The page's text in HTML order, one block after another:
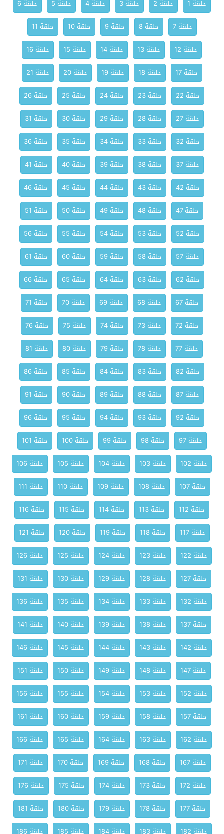
حلقة 1 حلقة 2 حلقة 3 حلقة 4 حلقة 5
حلقة 6
حلقة 7
حلقة 8 حلقة 9 حلقة 10
حلقة 11
حلقة 12
حلقة 13 حلقة 14 حلقة 15
حلقة 16
حلقة 17
حلقة 18 حلقة 19 حلقة 20
حلقة 21
حلقة 22
حلقة 23 حلقة 24 حلقة 25
حلقة 26
حلقة 27
حلقة 28 حلقة 29 حلقة 30
حلقة 31
حلقة 32
حلقة 33 حلقة 34 حلقة 35
حلقة 36
حلقة 37
حلقة 38 حلقة 39 حلقة 40
حلقة 41
حلقة 42
حلقة 43 حلقة 44 حلقة 45
حلقة 46
حلقة 47
حلقة 48 حلقة 49 حلقة 50
حلقة 51
حلقة 52
حلقة 53 حلقة 54 حلقة 55
حلقة 56
حلقة 57
حلقة 58 حلقة 59 حلقة 60
حلقة 61
حلقة 62
حلقة 63 حلقة 64 حلقة 65
حلقة 66
حلقة 67
حلقة 68 حلقة 69 حلقة 70
حلقة 71
حلقة 72
حلقة 73 حلقة 74 حلقة 75
حلقة 76
حلقة 77
حلقة 78 حلقة 79 حلقة 80
حلقة 81
حلقة 82
حلقة 83 حلقة 84 حلقة 85
حلقة 86
حلقة 87
حلقة 88 حلقة 89 حلقة 90
حلقة 91
حلقة 92
حلقة 93 حلقة 94 حلقة 95
حلقة 96
حلقة 97
حلقة 98 حلقة 99 حلقة 100
حلقة 101
حلقة 102
حلقة 103 حلقة 104 حلقة 105
حلقة 106
حلقة 107
حلقة 108 حلقة 109 حلقة 110
حلقة 111
حلقة 112
حلقة 113 حلقة 114 حلقة 115
حلقة 116
حلقة 117
حلقة 118 حلقة 119 حلقة 120
حلقة 121
حلقة 122
حلقة 123 حلقة 124 حلقة 125
حلقة 126
حلقة 127
حلقة 128 حلقة 129 حلقة 130
حلقة 131
حلقة 132
حلقة 133 حلقة 134 حلقة 135
حلقة 136
حلقة 137
حلقة 138 حلقة 139 حلقة 140
حلقة 141
حلقة 142
حلقة 143 حلقة 144 حلقة 145
حلقة 146
حلقة 147
حلقة 148 حلقة 149 حلقة 150
حلقة 151
حلقة 152
حلقة 153 حلقة 154 حلقة 155
حلقة 156
حلقة 157
حلقة 158 حلقة 159 حلقة 160
حلقة 161
حلقة 162
حلقة 163 حلقة 164 حلقة 165
حلقة 166
حلقة 167
حلقة 168 حلقة 169 حلقة 170
حلقة 171
حلقة 172
حلقة 173 حلقة 174 حلقة 175
حلقة 176
حلقة 177
حلقة 178 حلقة 179 حلقة 180
حلقة 181